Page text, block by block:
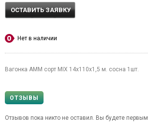
ОСТАВИТЬ ЗАЯВКУ
Нет в наличии
Вагонка АММ сорт MIX 14х110х1,5 м. сосна 1шт.
ОТЗЫВЫ
Отзывов пока никто не оставил. Вы будете первым.